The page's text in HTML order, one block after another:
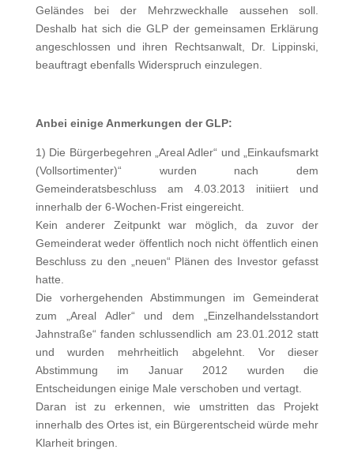
Geländes bei der Mehrzweckhalle aussehen soll.
Deshalb hat sich die GLP der gemeinsamen Erklärung
angeschlossen und ihren Rechtsanwalt, Dr. Lippinski,
beauftragt ebenfalls Widerspruch einzulegen.
Anbei einige Anmerkungen der GLP:
1) Die Bürgerbegehren „Areal Adler“ und „Einkaufsmarkt
(Vollsortimenter)“ wurden nach dem
Gemeinderatsbeschluss am 4.03.2013 initiiert und
innerhalb der 6-Wochen-Frist eingereicht.
Kein anderer Zeitpunkt war möglich, da zuvor der
Gemeinderat weder öffentlich noch nicht öffentlich einen
Beschluss zu den „neuen“ Plänen des Investor gefasst
hatte.
Die vorhergehenden Abstimmungen im Gemeinderat
zum „Areal Adler“ und dem „Einzelhandelsstandort
Jahnstraße“ fanden schlussendlich am 23.01.2012 statt
und wurden mehrheitlich abgelehnt. Vor dieser
Abstimmung im Januar 2012 wurden die
Entscheidungen einige Male verschoben und vertagt.
Daran ist zu erkennen, wie umstritten das Projekt
innerhalb des Ortes ist, ein Bürgerentscheid würde mehr
Klarheit bringen.